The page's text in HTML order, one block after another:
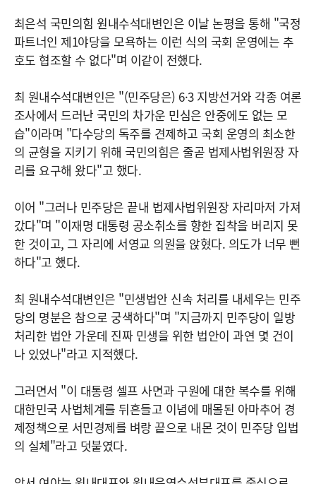
최은석 국민의힘 원내수석대변인은 이날 논평을 통해 "국정
파트너인 제1야당을 모욕하는 이런 식의 국회 운영에는 추
호도 협조할 수 없다"며 이같이 전했다.
최 원내수석대변인은 "(민주당은) 6·3 지방선거와 각종 여론
조사에서 드러난 국민의 차가운 민심은 안중에도 없는 모
습"이라며 "다수당의 독주를 견제하고 국회 운영의 최소한
의 균형을 지키기 위해 국민의힘은 줄곧 법제사법위원장 자
리를 요구해 왔다"고 했다.
이어 "그러나 민주당은 끝내 법제사법위원장 자리마저 가져
갔다"며 "이재명 대통령 공소취소를 향한 집착을 버리지 못
한 것이고, 그 자리에 서영교 의원을 앉혔다. 의도가 너무 뻔
하다"고 했다.
최 원내수석대변인은 "민생법안 신속 처리를 내세우는 민주
당의 명분은 참으로 궁색하다"며 "지금까지 민주당이 일방
처리한 법안 가운데 진짜 민생을 위한 법안이 과연 몇 건이
나 있었나"라고 지적했다.
그러면서 "이 대통령 셀프 사면과 구원에 대한 복수를 위해
대한민국 사법체계를 뒤흔들고 이념에 매몰된 아마추어 경
제정책으로 서민경제를 벼랑 끝으로 내몬 것이 민주당 입법
의 실체"라고 덧붙였다.